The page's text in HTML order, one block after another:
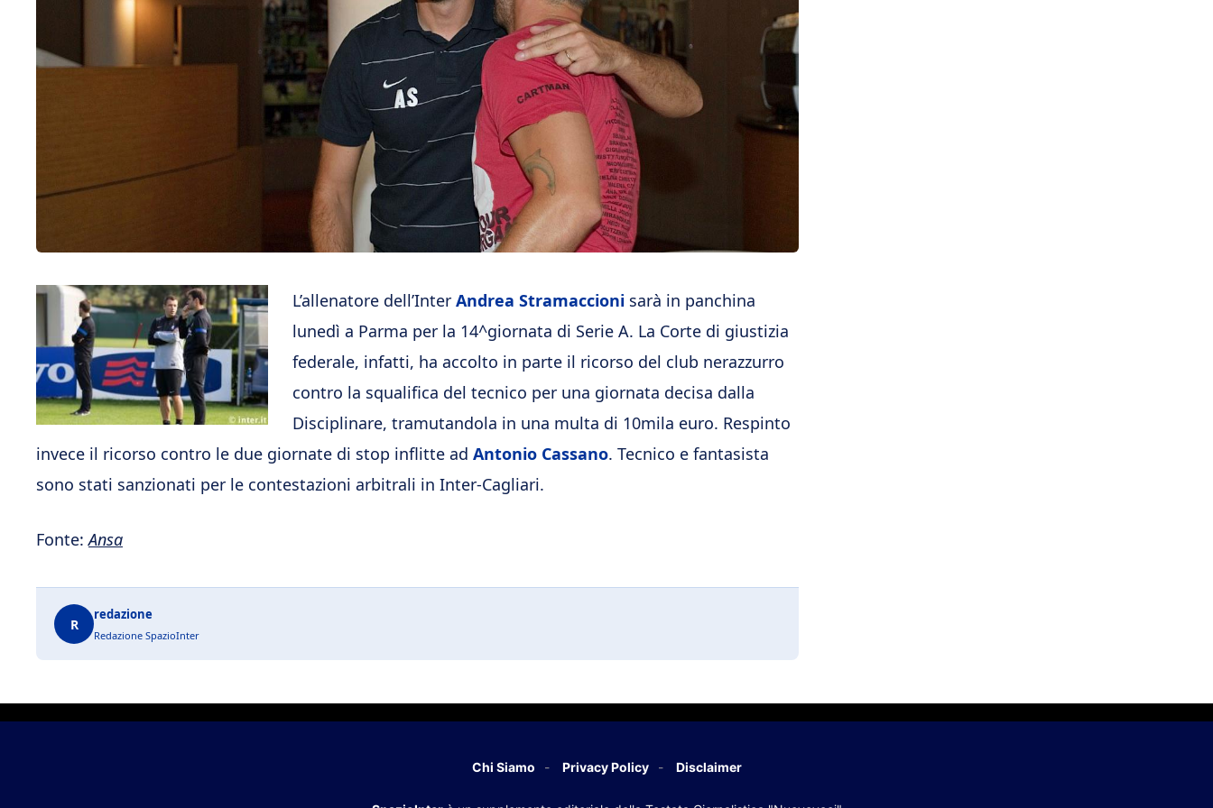
L’allenatore dell’Inter Andrea Stramaccioni sarà in panchina
lunedì a Parma per la 14^giornata di Serie A. La Corte di giustizia
federale, infatti, ha accolto in parte il ricorso del club nerazzurro
contro la squalifica del tecnico per una giornata decisa dalla
Disciplinare, tramutandola in una multa di 10mila euro. Respinto
invece il ricorso contro le due giornate di stop inflitte ad Antonio Cassano. Tecnico e fantasista
sono stati sanzionati per le contestazioni arbitrali in Inter-Cagliari.
Fonte:Ansa
R
redazione
Redazione SpazioInter
Chi Siamo Privacy Policy Disclaimer